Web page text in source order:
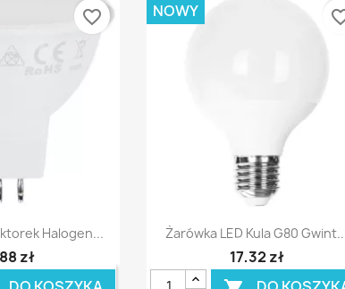
podgląd
Halogen...
zł
favorite_border
Szybki podgląd
Żarówka LED Kula G80
17,32 zł
NOWY